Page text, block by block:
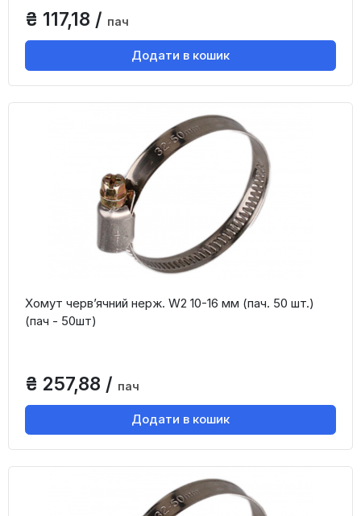
₴ 117,18 / пач
Додати в кошик
Хомут черв’ячний нерж. W2 10-16 мм (пач. 50 шт.)
(пач - 50шт)
₴ 257,88 / пач
Додати в кошик